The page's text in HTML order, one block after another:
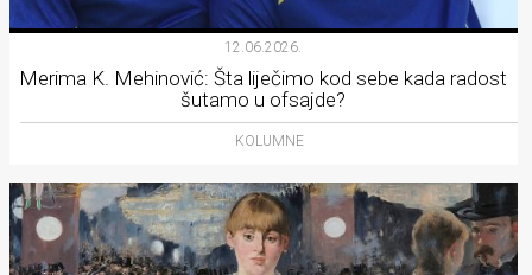
12.06.2026.
Merima K. Mehinović: Šta liječimo kod sebe kada radost
šutamo u ofsajde?
KOLUMNE